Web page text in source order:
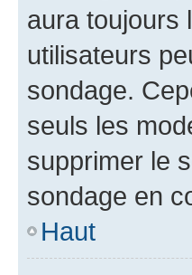
aura toujours
utilisateurs
sondage.
seuls les
supprimer le
sondage en
Haut